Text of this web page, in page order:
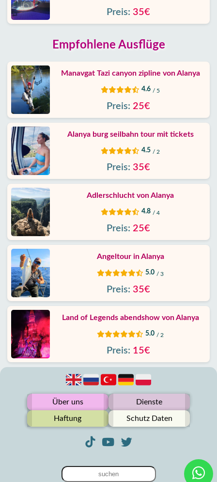
Preis: 35€
Empfohlene Ausflüge
Manavgat Tazi canyon zipline von Alanya
4.6 / 5
Preis: 25€
Alanya burg seilbahn tour mit tickets
4.5 / 2
Preis: 35€
Adlerschlucht von Alanya
4.8 / 4
Preis: 25€
Angeltour in Alanya
5.0 / 3
Preis: 35€
Land of Legends abendshow von Alanya
5.0 / 2
Preis: 15€
Über uns Dienste
Haftung Schutz Daten